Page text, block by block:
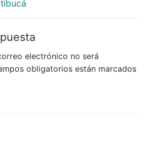
electrónico no será
obligatorios están marcados